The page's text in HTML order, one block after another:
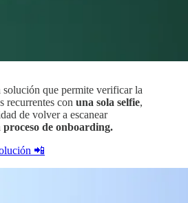
solución que permite verificar la
recurrentes con una sola selfie,
de volver a escanear
proceso de onboarding.
📲